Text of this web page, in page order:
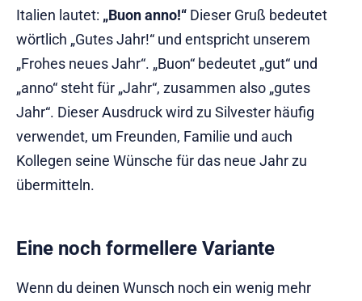
Italien lautet: „Buon anno!“ Dieser Gruß bedeutet
wörtlich „Gutes Jahr!“ und entspricht unserem
„Frohes neues Jahr“. „Buon“ bedeutet „gut“ und
„anno“ steht für „Jahr“, zusammen also „gutes
Jahr“. Dieser Ausdruck wird zu Silvester häufig
verwendet, um Freunden, Familie und auch
Kollegen seine Wünsche für das neue Jahr zu
übermitteln.
Eine noch formellere Variante
Wenn du deinen Wunsch noch ein wenig mehr